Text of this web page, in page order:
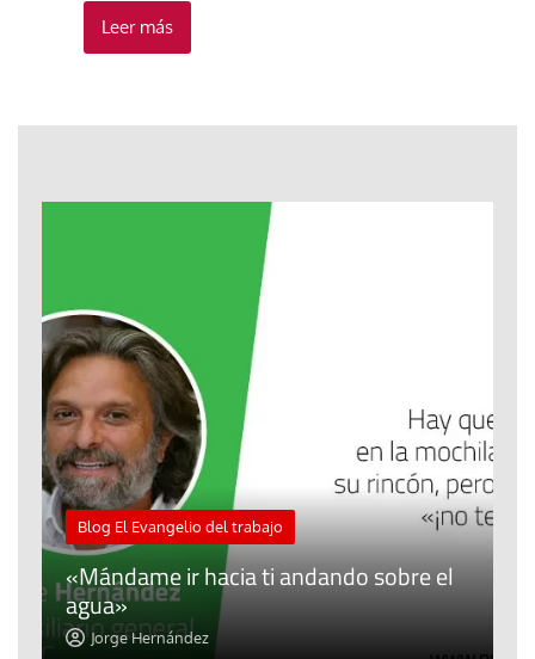
Leer más
Blog El Evangelio del trabajo
«Mándame ir hacia ti andando sobre el
agua»
Jorge Hernández